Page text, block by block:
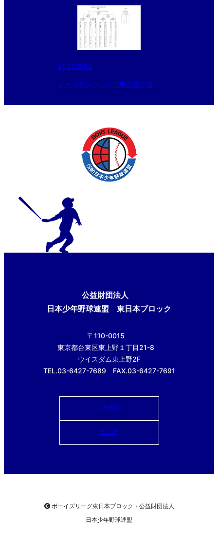
2022.6.20
ジャイアンツカップ東京都予選
公益財団法人
日本少年野球連盟 東日本ブロック
〒110-0015
東京都台東区東上野１丁目21-8
ウイスダム東上野2F
TEL.03-6427-7689 FAX.03-6427-7691
ご意見箱
使い方
ボーイズリーグ東日本ブロック・公益財団法人
日本少年野球連盟